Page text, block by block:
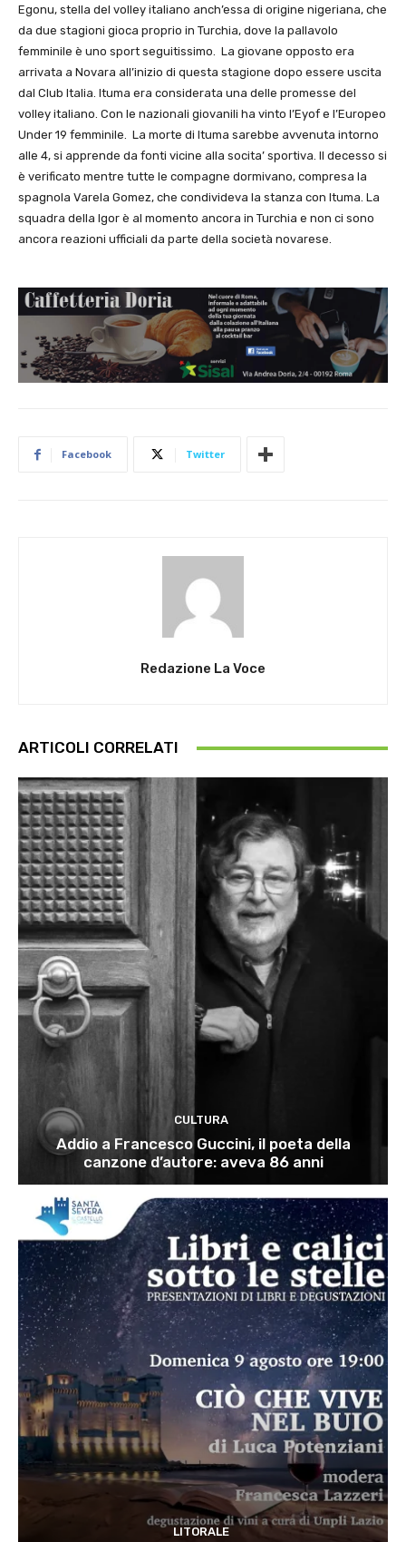
Egonu, stella del volley italiano anch’essa di origine nigeriana, che
da due stagioni gioca proprio in Turchia, dove la pallavolo
femminile è uno sport seguitissimo. La giovane opposto era
arrivata a Novara all’inizio di questa stagione dopo essere uscita
dal Club Italia. Ituma era considerata una delle promesse del
volley italiano. Con le nazionali giovanili ha vinto l’Eyof e l’Europeo
Under 19 femminile. La morte di Ituma sarebbe avvenuta intorno
alle 4, si apprende da fonti vicine alla socita’ sportiva. Il decesso si
è verificato mentre tutte le compagne dormivano, compresa la
spagnola Varela Gomez, che condivideva la stanza con Ituma. La
squadra della Igor è al momento ancora in Turchia e non ci sono
ancora reazioni ufficiali da parte della società novarese.
Facebook Twitter
Redazione La Voce
ARTICOLI CORRELATI
CULTURA
Addio a Francesco Guccini, il poeta della
canzone d’autore: aveva 86 anni
LITORALE